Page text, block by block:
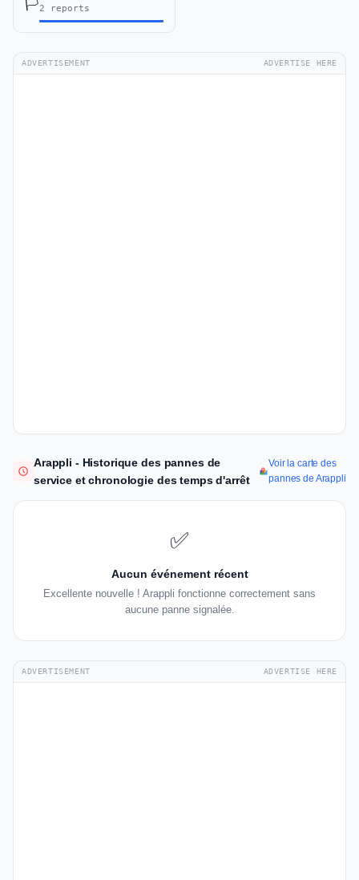
🏳️2 reports
ADVERTISEMENT ADVERTISE HERE
Arappli - Historique des pannes de
service et chronologie des temps d'arrêt
Voir la carte des
pannes de Arappli
✅
Aucun événement récent
Excellente nouvelle ! Arappli fonctionne correctement sans
aucune panne signalée.
ADVERTISEMENT ADVERTISE HERE